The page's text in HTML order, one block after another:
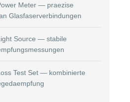
Meter — praezise
Glasfaserverbindungen
Source — stabile
Test Set — kombinierte